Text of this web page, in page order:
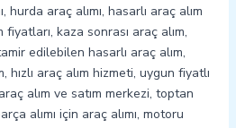
hurda araç alımı, hasarlı araç alım
fiyatları, kaza sonrası araç alım,
edilebilen hasarlı araç alım,
hızlı araç alım hizmeti, uygun fiyatlı
alım ve satım merkezi, toptan
alımı için araç alımı, motoru